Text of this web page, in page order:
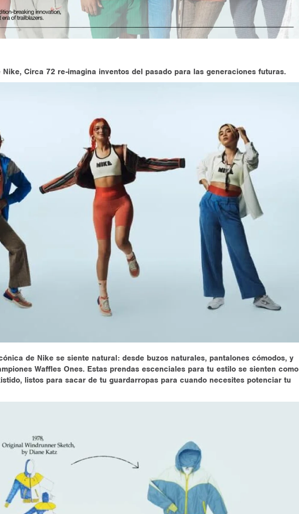
Circa 72 re-imagina inventos del pasado para las generaciones futuras.
de Nike se siente natural: desde buzos naturales, pantalones cómodos, y
Waffles Ones. Estas prendas escenciales para tu estilo se sienten como
listos para sacar de tu guardarropas para cuando necesites potenciar tu